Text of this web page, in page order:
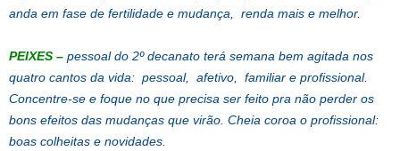
anda em fase de fertilidade e mudança, renda mais e melhor.
PEIXES – pessoal do 2º decanato terá semana bem agitada nos
quatro cantos da vida: pessoal, afetivo, familiar e profissional.
Concentre-se e foque no que precisa ser feito pra não perder os
bons efeitos das mudanças que virão. Cheia coroa o profissional:
boas colheitas e novidades.